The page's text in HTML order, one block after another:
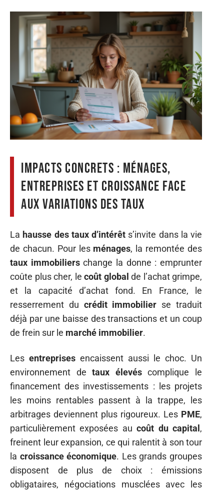
Impacts concrets : ménages,
entreprises et croissance face
aux variations des taux
La hausse des taux d’intérêt s’invite dans la vie
de chacun. Pour les ménages, la remontée des
taux immobilierschange la donne : emprunter
coûte plus cher, le coût global de l’achat grimpe,
et la capacité d’achat fond. En France, le
resserrement du crédit immobilier se traduit
déjà par une baisse des transactions et un coup
de frein sur le marché immobilier.
Les entreprises encaissent aussi le choc. Un
environnement detaux élevéscomplique le
financement des investissements : les projets
les moins rentables passent à la trappe, les
arbitrages deviennent plus rigoureux. Les PME,
particulièrement exposées aucoût du capital,
freinent leur expansion, ce qui ralentit à son tour
la croissance économique. Les grands groupes
disposent de plus de choix : émissions
obligataires, négociations musclées avec les